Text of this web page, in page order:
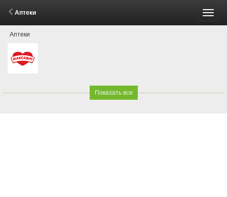
Аптеки
Аптеки
Показать все